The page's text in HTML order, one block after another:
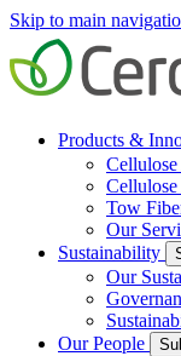
Skip to main
Products &
Cellulose
Tow
Our
Sustainability
Our
Our People